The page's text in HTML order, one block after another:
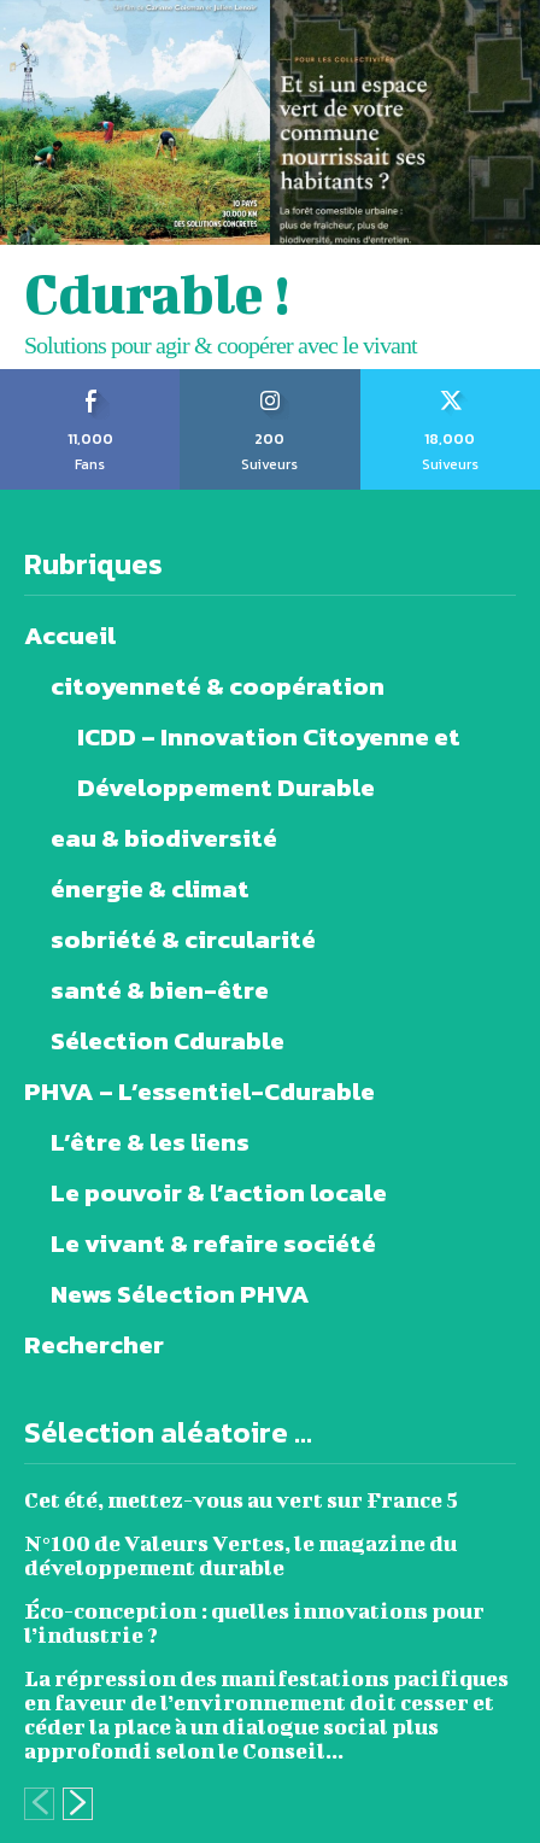
Cdurable !
Solutions pour agir & coopérer avec le vivant
11,000
Fans
200
Suiveurs
18,000
Suiveurs
Rubriques
Accueil
citoyenneté & coopération
ICDD – Innovation Citoyenne et
Développement Durable
eau & biodiversité
énergie & climat
sobriété & circularité
santé & bien-être
Sélection Cdurable
PHVA – L’essentiel-Cdurable
L’être & les liens
Le pouvoir & l’action locale
Le vivant & refaire société
News Sélection PHVA
Rechercher
Sélection aléatoire ...
Cet été, mettez-vous au vert sur France 5
N°100 de Valeurs Vertes, le magazine du
développement durable
Éco-conception : quelles innovations pour
l’industrie ?
La répression des manifestations pacifiques
en faveur de l’environnement doit cesser et
céder la place à un dialogue social plus
approfondi selon le Conseil...